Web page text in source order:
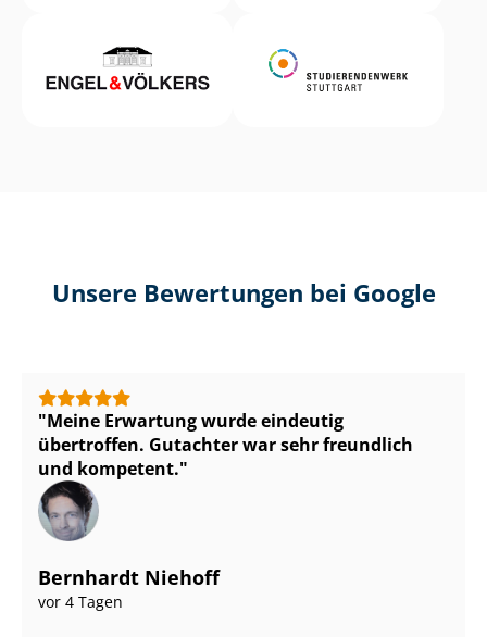
Unsere Bewertungen bei Google
Meine Erwartung wurde eindeutig
übertroffen. Gutachter war sehr freundlich
und kompetent.
Bernhardt Niehoff
vor 4 Tagen